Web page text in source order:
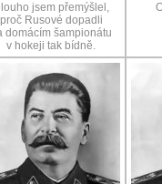
jsem přemýšlel,
proč Rusové dopadli
domácím šampionátu
v hokeji tak bídně.